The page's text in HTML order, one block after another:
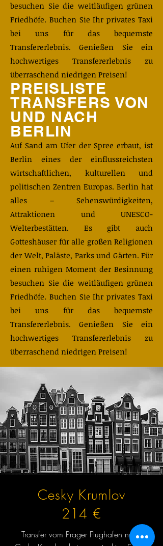
besuchen Sie die weitläufigen grünen
Friedhöfe. Buchen Sie Ihr privates Taxi
bei uns für das bequemste
Transfererlebnis. Genießen Sie ein
hochwertiges Transfererlebnis zu
überraschend niedrigen Preisen!
PREISLISTE
TRANSFERS VON
UND NACH
BERLIN
​Auf Sand am Ufer der Spree erbaut, ist
Berlin eines der einflussreichsten
wirtschaftlichen, kulturellen und
politischen Zentren Europas. Berlin hat
alles – Sehenswürdigkeiten,
Attraktionen und UNESCO-
Welterbestätten. Es gibt auch
Gotteshäuser für alle großen Religionen
der Welt, Paläste, Parks und Gärten. Für
einen ruhigen Moment der Besinnung
besuchen Sie die weitläufigen grünen
Friedhöfe. Buchen Sie Ihr privates Taxi
bei uns für das bequemste
Transfererlebnis. Genießen Sie ein
hochwertiges Transfererlebnis zu
überraschend niedrigen Preisen!
Cesky Krumlov
214 €
Transfer vom Prager Flughafen nach